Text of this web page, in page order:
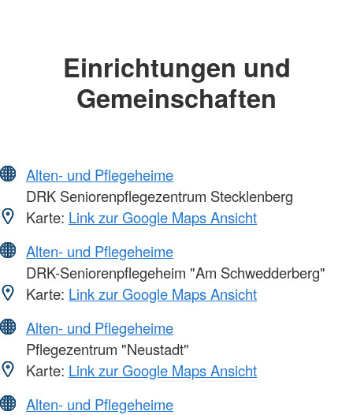
Einrichtungen und
Gemeinschaften
Alten- und Pflegeheime
DRK Seniorenpflegezentrum Stecklenberg
Karte: Link zur Google Maps Ansicht
Alten- und Pflegeheime
DRK-Seniorenpflegeheim "Am Schwedderberg"
Karte: Link zur Google Maps Ansicht
Alten- und Pflegeheime
Pflegezentrum "Neustadt"
Karte: Link zur Google Maps Ansicht
Alten- und Pflegeheime